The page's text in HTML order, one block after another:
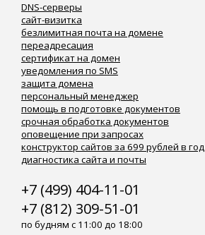
DNS-серверы
сайт-визитка
безлимитная почта на домене
переадресация
сертификат на домен
уведомления по SMS
защита домена
персональный менеджер
помощь в подготовке документов
срочная обработка документов
оповещение при запросах
конструктор сайтов за 699 рублей в год
диагностика сайта и почты
+7 (499) 404-11-01
+7 (812) 309-51-01
по будням с 11:00 до 18:00